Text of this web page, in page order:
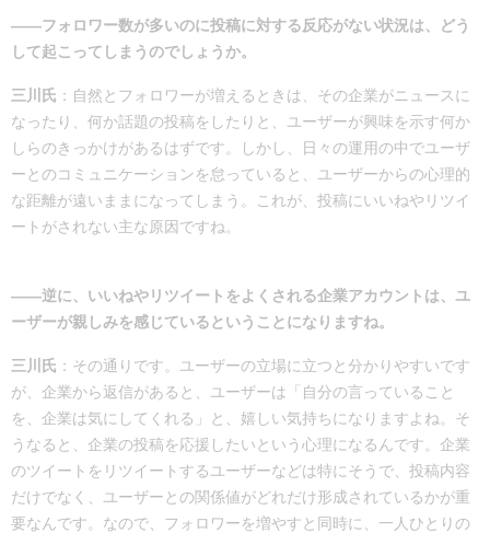
――フォロワー数が多いのに投稿に対する反応がない状況は、どう
して起こってしまうのでしょうか。
三川氏 ：自然とフォロワーが増えるときは、その企業がニュースに
なったり、何か話題の投稿をしたりと、ユーザーが興味を示す何か
しらのきっかけがあるはずです。しかし、日々の運用の中でユーザ
ーとのコミュニケーションを怠っていると、ユーザーからの心理的
な距離が遠いままになってしまう。これが、投稿にいいねやリツイ
ートがされない主な原因ですね。
――逆に、いいねやリツイートをよくされる企業アカウントは、ユ
ーザーが親しみを感じているということになりますね。
三川氏 ：その通りです。ユーザーの立場に立つと分かりやすいです
が、企業から返信があると、ユーザーは「自分の言っていること
を、企業は気にしてくれる」と、嬉しい気持ちになりますよね。そ
うなると、企業の投稿を応援したいという心理になるんです。企業
のツイートをリツイートするユーザーなどは特にそうで、投稿内容
だけでなく、ユーザーとの関係値がどれだけ形成されているかが重
要なんです。なので、フォロワーを増やすと同時に、一人ひとりの